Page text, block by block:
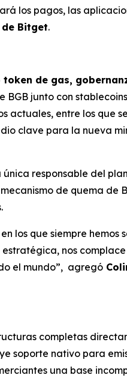
los pagos, las
Bitget.
de gas,
junto con
entre los que
clave para la nueva
responsable del
de quema de
los que siempre hemos
nos
el mundo”, agregó
completas
soporte nativo para
una base